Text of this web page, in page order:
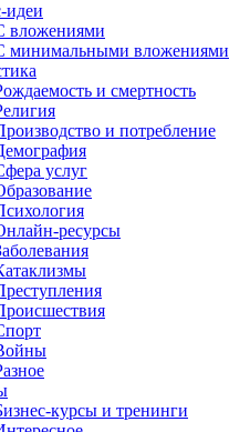
идеи
вложениями
минимальными вложениями
и смертность
и потребление
услуг
ресурсы
курсы и тренинги